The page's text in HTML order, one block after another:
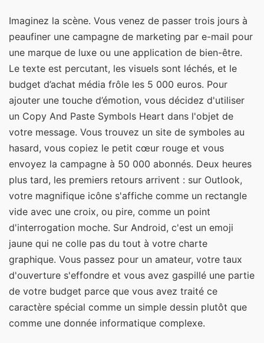
Imaginez la scène. Vous venez de passer trois jours à
peaufiner une campagne de marketing par e-mail pour
une marque de luxe ou une application de bien-être.
Le texte est percutant, les visuels sont léchés, et le
budget d’achat média frôle les 5 000 euros. Pour
ajouter une touche d’émotion, vous décidez d'utiliser
un Copy And Paste Symbols Heart dans l'objet de
votre message. Vous trouvez un site de symboles au
hasard, vous copiez le petit cœur rouge et vous
envoyez la campagne à 50 000 abonnés. Deux heures
plus tard, les premiers retours arrivent : sur Outlook,
votre magnifique icône s'affiche comme un rectangle
vide avec une croix, ou pire, comme un point
d'interrogation moche. Sur Android, c'est un emoji
jaune qui ne colle pas du tout à votre charte
graphique. Vous passez pour un amateur, votre taux
d'ouverture s'effondre et vous avez gaspillé une partie
de votre budget parce que vous avez traité ce
caractère spécial comme un simple dessin plutôt que
comme une donnée informatique complexe.